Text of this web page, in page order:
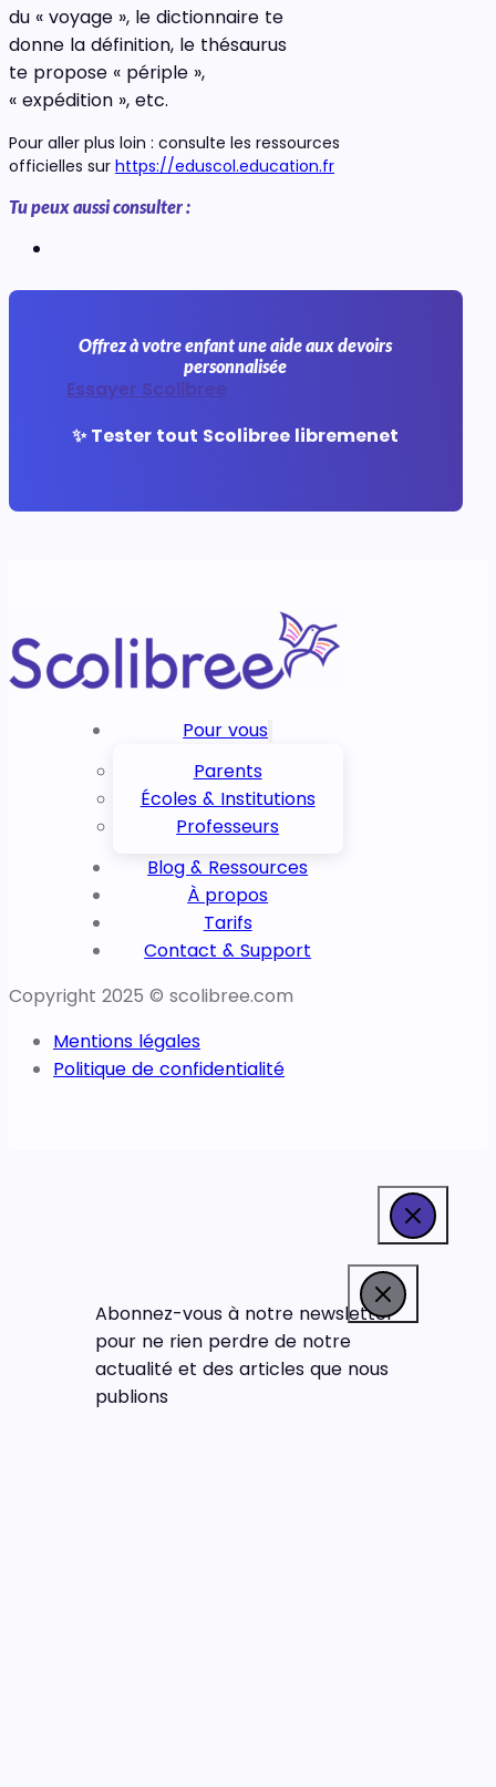
du « voyage », le dictionnaire te
donne la définition, le thésaurus
te propose « périple »,
« expédition », etc.
Pour aller plus loin : consulte les ressources
officielles sur https://eduscol.education.fr
Tu peux aussi consulter :
Offrez à votre enfant une aide aux devoirs
personnalisée
Essayer Scolibree
✨ Tester tout Scolibree libremenet
Pour vous
Parents
Écoles & Institutions
Professeurs
Blog & Ressources
À propos
Tarifs
Contact & Support
Copyright 2025 © scolibree.com
Mentions légales
Politique de confidentialité
Abonnez-vous à notre newsletter
pour ne rien perdre de notre
actualité et des articles que nous
publions